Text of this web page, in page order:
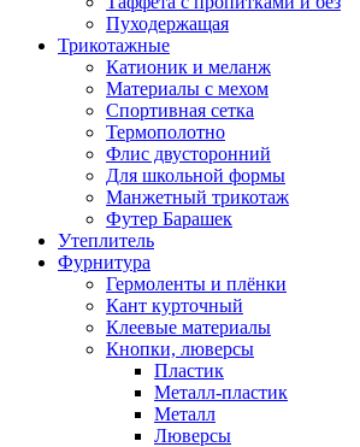
Пуходержащая
Трикотажные
Катионик и меланж
Материалы с мехом
Спортивная сетка
Термополотно
Флис двусторонний
Для школьной формы
Манжетный трикотаж
Футер Барашек
Утеплитель
Фурнитура
Гермоленты и плёнки
Кант курточный
Клеевые материалы
Кнопки, люверсы
Пластик
Металл-пластик
Металл
Люверсы